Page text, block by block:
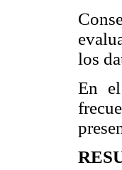
los
En